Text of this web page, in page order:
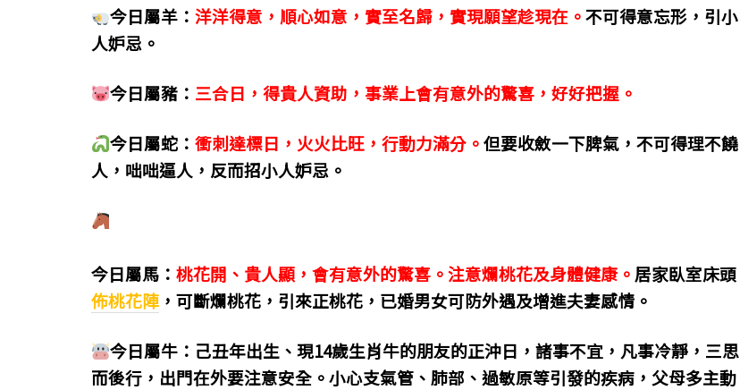
今日屬羊：洋洋得意，順心如意，實至名歸，實現願望趁現在。不可得意忘形，引小
人妒忌。
今日屬豬： 三合日，得貴人資助，事業上會有意外的驚喜，好好把握。
今日屬蛇：衝刺達標日，火火比旺，行動力滿分。但要收斂一下脾氣，不可得理不饒
人，咄咄逼人，反而招小人妒忌。
今日屬馬： 桃花開、貴人顯，會有意外的驚喜。注意爛桃花及身體健康。 居家臥室床頭
佈桃花陣 ，可斷爛桃花，引來正桃花，已婚男女可防外遇及增進夫妻感情。
今日屬牛：己丑年出生、現14歲生肖牛的朋友的正沖日，諸事不宜，凡事冷靜，三思
而後行，出門在外要注意安全。小心支氣管、肺部、過敏原等引發的疾病，父母多主動